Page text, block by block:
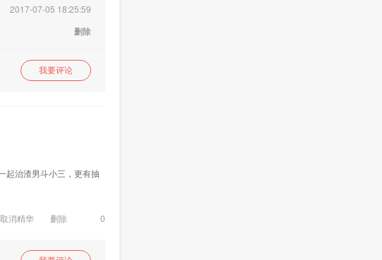
2017-07-05 18:25:59
删除
我要评论
起治渣男斗小三，更有抽
取消精华 删除 0